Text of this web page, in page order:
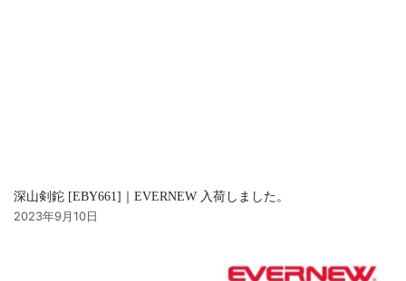
深山剣鉈 [EBY661]｜EVERNEW 入荷しました。
2023年9月10日